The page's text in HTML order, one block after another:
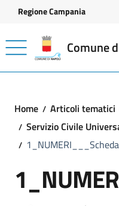
Vai ai contenuti
Vai al footer
Regione Campania
Comune
Home Articoli tematici
Servizio Civile